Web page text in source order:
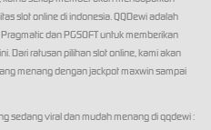
slot online di indonesia. QQDewi adalah
dan PGSOFT untuk memberikan
Dari ratusan pilihan slot online, kami akan
menang dengan jackpot maxwin sampai
sedang viral dan mudah menang di qqdewi :